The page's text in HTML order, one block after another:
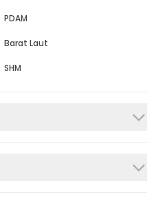
PDAM
Barat Laut
SHM